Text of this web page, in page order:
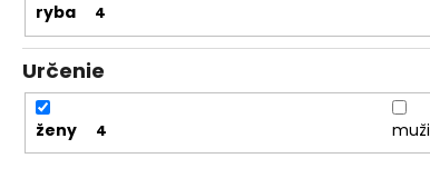
ryba 4
Určenie
ženy 4 muži